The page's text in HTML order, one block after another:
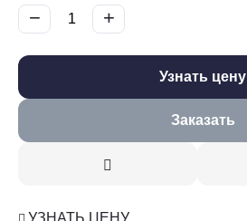
+
−
Узнать цену
Заказать
УЗНАТЬ ЦЕНУ